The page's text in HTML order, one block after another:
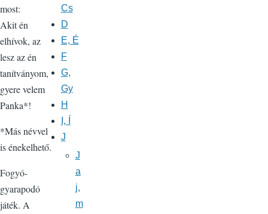
most:
Akit én
elhívok, az
lesz az én
tanítványom,
gyere velem
Panka*!
*Más névvel
is énekelhető.
Fogyó-
gyarapodó
játék. A
Cs
D
E, É
F
G,
Gy
H
I, Í
J
J
a
j,
m